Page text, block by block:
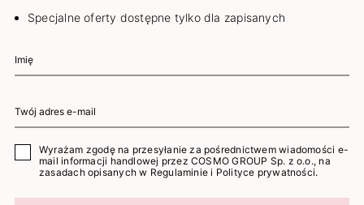
Specjalne oferty dostępne tylko dla zapisanych
Wyrażam zgodę na przesyłanie za pośrednictwem wiadomości e-
mail informacji handlowej przez COSMO GROUP Sp. z o.o., na
zasadach opisanych w Regulaminie i Polityce prywatności.